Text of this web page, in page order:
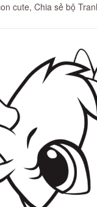
cute, Chia sẻ bộ